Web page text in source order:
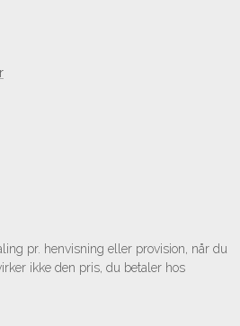
pr. henvisning eller provision, når du
ikke den pris, du betaler hos